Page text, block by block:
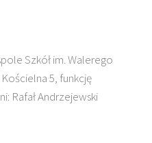
Szkół im. Walerego
5, funkcję
Rafał Andrzejewski